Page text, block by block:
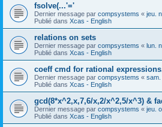
fsolve(...'='
Dernier message par compsystems « jeu.
Publié dans Xcas - English
relations on sets
Dernier message par compsystems « lun.
Publié dans Xcas - English
coeff cmd for rational
Dernier message par compsystems « sam.
Publié dans Xcas - English
gcd(8*x^2,x,7,6/x,2/x^2,5/x^3) &
Dernier message par compsystems « jeu.
Publié dans Xcas - English